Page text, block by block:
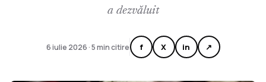
a dezvăluit
6 iulie 2026 · 5 min citire f X in ↗